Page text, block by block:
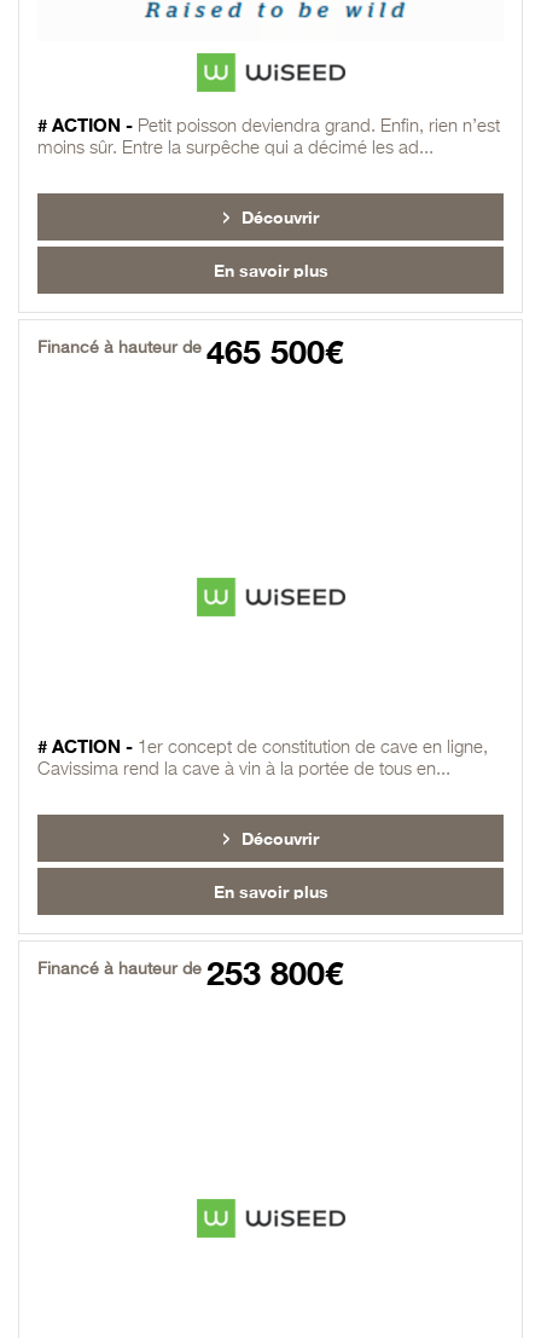
# ACTION - Petit poisson deviendra grand. Enfin, rien n’est
moins sûr. Entre la surpêche qui a décimé les ad...
Découvrir
En savoir plus
Financé à hauteur de 465 500€
# ACTION - 1er concept de constitution de cave en ligne,
Cavissima rend la cave à vin à la portée de tous en...
Découvrir
En savoir plus
Financé à hauteur de 253 800€